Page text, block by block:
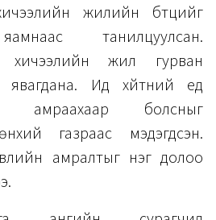
жилийн бүтцийг
танилцуулсан.
хичээлийн жил гурван
явагдана. Ид хүйтний үед
амраахаар болсныг
газраас мэдэгдсэн.
амралтыг нэг долоо